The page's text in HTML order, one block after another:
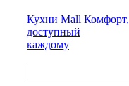
Кухни Mall Комфорт,
доступный
каждому